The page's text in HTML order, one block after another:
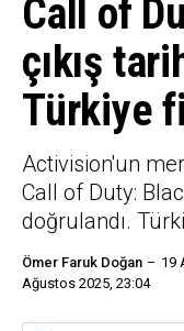
Call of
çıkış
Türkiye
Activision'un
Call of Duty:
doğrulandı.
Ömer Faruk Doğan 19
Ağustos 2025, 23:04